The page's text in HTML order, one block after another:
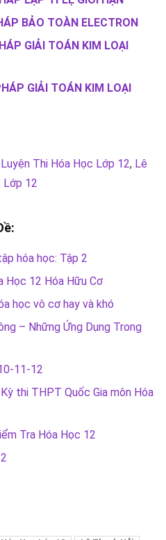
BẢO TOÀN ELECTRON
GIẢI TOÁN KIM LOẠI
GIẢI TOÁN KIM LOẠI
Luyện Thi Hóa Học Lớp 12, Lê
Lớp 12
hóa học: Tập 2
Học 12 Hóa Hữu Cơ
học vô cơ hay và khó
– Những Ứng Dụng Trong
11-12
thi THPT Quốc Gia môn Hóa
Tra Hóa Học 12